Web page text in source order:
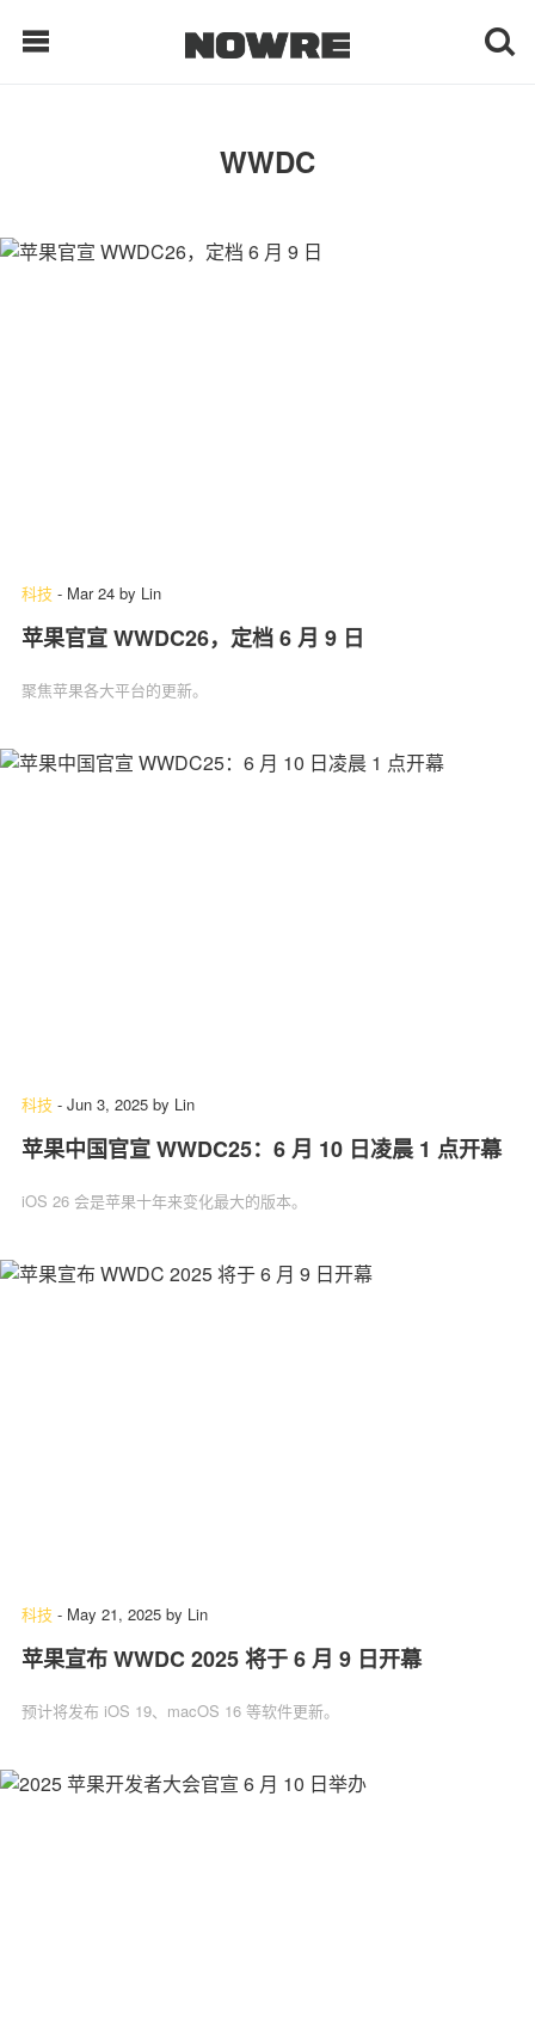
每日鲜榨
现客视点
WWDC
科技 - Mar 24 by Lin
苹果官宣 WWDC26，定档 6 月 9 日
聚焦苹果各大平台的更新。
科技 - Jun 3, 2025 by Lin
苹果中国官宣 WWDC25：6 月 10 日凌晨 1 点开幕
iOS 26 会是苹果十年来变化最大的版本。
科技 - May 21, 2025 by Lin
苹果宣布 WWDC 2025 将于 6 月 9 日开幕
预计将发布 iOS 19、macOS 16 等软件更新。